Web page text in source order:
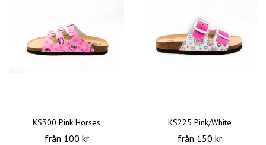
KS300 Pink Horses
från 100 kr
KS225 Pink/White
från 150 kr